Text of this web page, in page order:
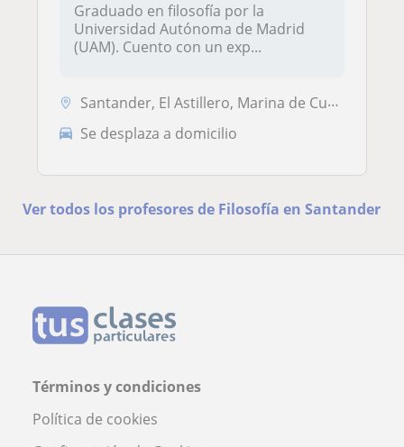
Graduado en filosofía por la
Universidad Autónoma de Madrid
(UAM). Cuento con un exp...
Santander, El Astillero, Marina de Cudeyo, Santa Cruz de Bezana, Camar...
Se desplaza a domicilio
Ver todos los profesores de Filosofía en Santander
Términos y condiciones
Política de cookies